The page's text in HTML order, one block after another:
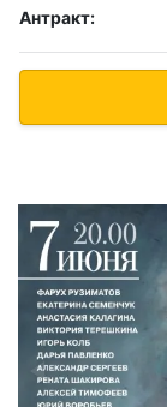
Антракт: